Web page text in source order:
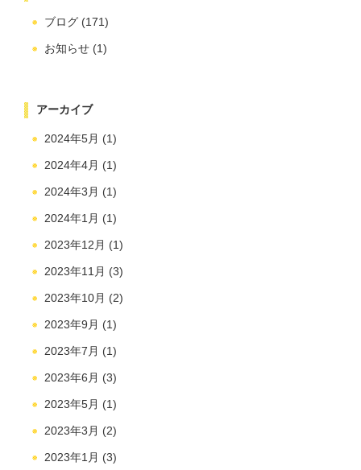
ブログ (171)
お知らせ (1)
アーカイブ
2024年5月 (1)
2024年4月 (1)
2024年3月 (1)
2024年1月 (1)
2023年12月 (1)
2023年11月 (3)
2023年10月 (2)
2023年9月 (1)
2023年7月 (1)
2023年6月 (3)
2023年5月 (1)
2023年3月 (2)
2023年1月 (3)